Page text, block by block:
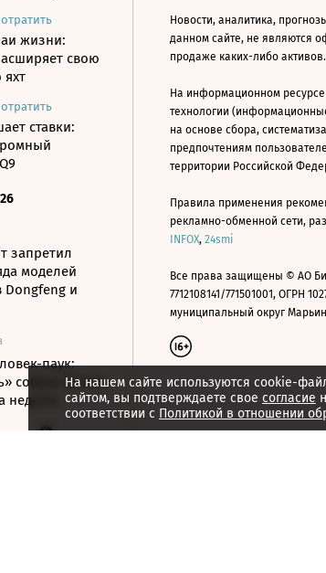
жизни:
свою
ставки:
запретил
моделей
Dongfeng и
паук:
собрал более
неделю
На нашем сайте используются cookie-
сайтом, вы подтверждаете свое согласие
соответствии с Политикой в отношении
Новости, аналитика,
данном сайте, не являются
продаже каких-либо активов.
На информационном
технологии
на основе сбора,
предпочтениям
территории Российской
Правила применения
рекламно-обменной сети,
INFOX, 24smi
Все права защищены © АО
7712108141/771501001, ОГРН
муниципальный округ